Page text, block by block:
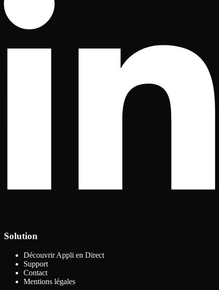
Solution
Découvrir Appli en Direct
Support
Contact
Mentions légales